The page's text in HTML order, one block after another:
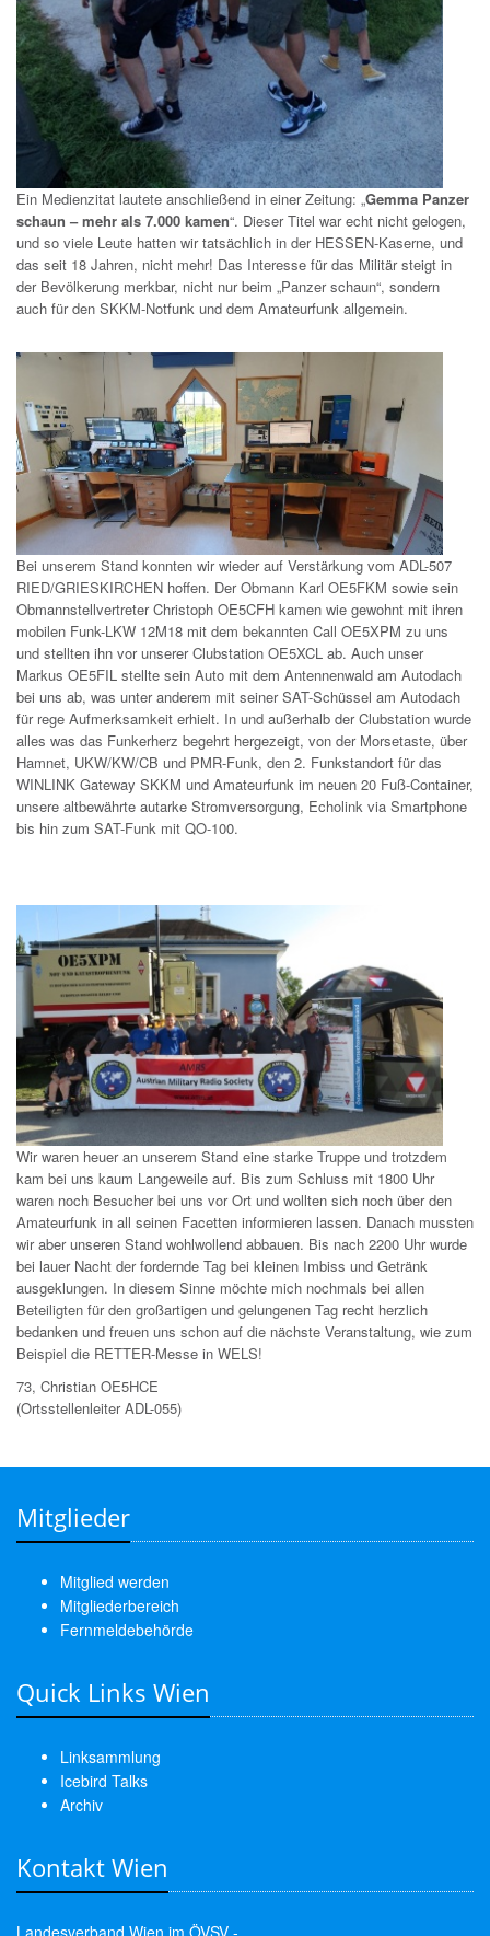
Ein Medienzitat lautete anschließend in einer Zeitung: „Gemma Panzer
schaun – mehr als 7.000 kamen“. Dieser Titel war echt nicht gelogen,
und so viele Leute hatten wir tatsächlich in der HESSEN-Kaserne, und
das seit 18 Jahren, nicht mehr! Das Interesse für das Militär steigt in
der Bevölkerung merkbar, nicht nur beim „Panzer schaun“, sondern
auch für den SKKM-Notfunk und dem Amateurfunk allgemein.
Bei unserem Stand konnten wir wieder auf Verstärkung vom ADL-507
RIED/GRIESKIRCHEN hoffen. Der Obmann Karl OE5FKM sowie sein
Obmannstellvertreter Christoph OE5CFH kamen wie gewohnt mit ihren
mobilen Funk-LKW 12M18 mit dem bekannten Call OE5XPM zu uns
und stellten ihn vor unserer Clubstation OE5XCL ab. Auch unser
Markus OE5FIL stellte sein Auto mit dem Antennenwald am Autodach
bei uns ab, was unter anderem mit seiner SAT-Schüssel am Autodach
für rege Aufmerksamkeit erhielt. In und außerhalb der Clubstation wurde
alles was das Funkerherz begehrt hergezeigt, von der Morsetaste, über
Hamnet, UKW/KW/CB und PMR-Funk, den 2. Funkstandort für das
WINLINK Gateway SKKM und Amateurfunk im neuen 20 Fuß-Container,
unsere altbewährte autarke Stromversorgung, Echolink via Smartphone
bis hin zum SAT-Funk mit QO-100.
Wir waren heuer an unserem Stand eine starke Truppe und trotzdem
kam bei uns kaum Langeweile auf. Bis zum Schluss mit 1800 Uhr
waren noch Besucher bei uns vor Ort und wollten sich noch über den
Amateurfunk in all seinen Facetten informieren lassen. Danach mussten
wir aber unseren Stand wohlwollend abbauen. Bis nach 2200 Uhr wurde
bei lauer Nacht der fordernde Tag bei kleinen Imbiss und Getränk
ausgeklungen. In diesem Sinne möchte mich nochmals bei allen
Beteiligten für den großartigen und gelungenen Tag recht herzlich
bedanken und freuen uns schon auf die nächste Veranstaltung, wie zum
Beispiel die RETTER-Messe in WELS!
73, Christian OE5HCE
(Ortsstellenleiter ADL-055)
Mitglieder
Mitglied werden
Mitgliederbereich
Fernmeldebehörde
Quick Links Wien
Linksammlung
Icebird Talks
Archiv
Kontakt Wien
Landesverband Wien im ÖVSV -